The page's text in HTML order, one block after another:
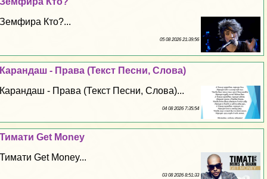
Земфира Кто?...
05 08 2026 21:39:56
Карандаш - Права (Текст Песни, Слова)
Карандаш - Права (Текст Песни, Слова)...
04 08 2026 7:35:54
Тимати Get Money
Тимати Get Money...
03 08 2026 8:51:33